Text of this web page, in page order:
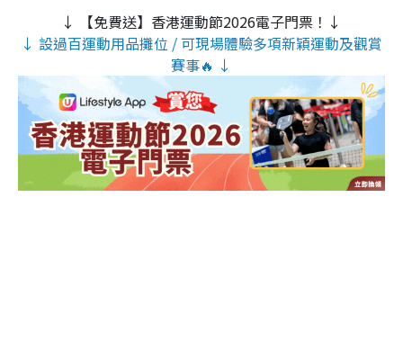
↓ 【免費送】香港運動節2026電子門票！↓
↓ 設過百運動用品攤位 / 可現場體驗多項新穎運動及觀賞
賽事🔥 ↓